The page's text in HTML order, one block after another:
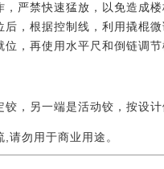
，严禁快速猛放，以免造成
后，根据控制线，利用撬棍
，再使用水平尺和倒链调节
，另一端是活动铰，按设计
请勿用于商业用途。